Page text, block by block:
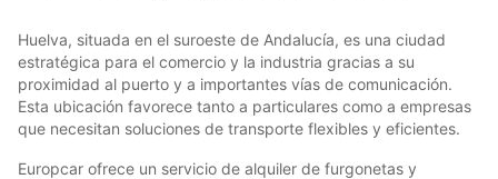
Huelva, situada en el suroeste de Andalucía, es una ciudad
estratégica para el comercio y la industria gracias a su
proximidad al puerto y a importantes vías de comunicación.
Esta ubicación favorece tanto a particulares como a empresas
que necesitan soluciones de transporte flexibles y eficientes.
Europcar ofrece un servicio de alquiler de furgonetas y